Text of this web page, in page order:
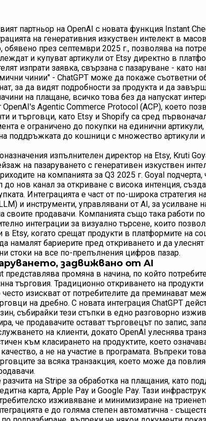
партньор на OpenAI с новата функция Instant
на генеративния изкуствен интелект в
обявено през септември 2025 г., позволява на
и купуват артикули от Etsy директно в
изпрати заявка, свързана с пазаруване - като
чинии" - ChatGPT може да покаже съответни
за да видят подробности за продукта и да
на плащане, всичко това без да напускат
OpenAI's Agentic Commerce Protocol (ACP), което
и търговци, като Etsy и Shopify са сред
е ограничено до покупки на единични
поддръжката до кошници с множество артикули
изпълнителен директор на Etsy, Kruti
на пазаруването с генеративен изкуствен
на компанията за Q3 2025 г. Goyal подчерта,
до нов канал за откриване с висока интенция,
Интеграцията е част от по-широка стратегия
и инструменти, управлявани от AI, за усилване
своите продавачи. Компанията също така работи
интеграции за визуално търсене, които
в Etsy, когато срещат продукти в платформите на
намалят бариерите пред откриването и да
стоки на все по-препълнения цифров пазар.
задвижвано от AI
представлява промяна в начина, по който
търговия. Традиционно откриването на продукти
изискват от потребителите да преминават
на дребно. С новата интеграция ChatGPT
събирайки тези стъпки в едно разговорно
че продавачите остават търговецът по запис,
на клиенти, докато OpenAI улеснява
към класирането на продуктите, което
а не на участие в програмата. Въпреки
за всяка транзакция, което може да
на Stripe за обработка на плащания, като
карта, Apple Pay и Google Pay. Тази
изживяване и минимизиране на
е до голяма степен автоматична -